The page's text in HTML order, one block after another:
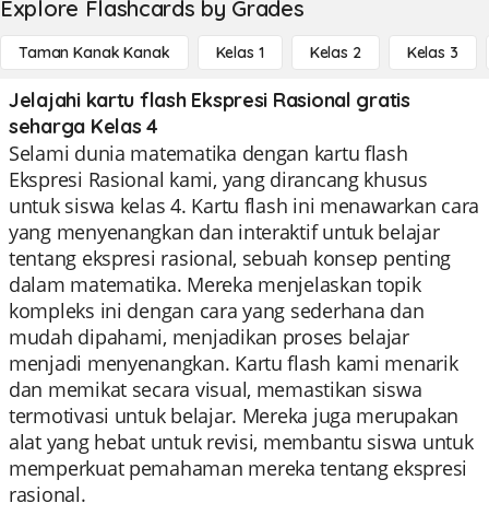
Explore Flashcards by Grades
Taman Kanak Kanak Kelas 1 Kelas 2 Kelas 3
Jelajahi kartu flash Ekspresi Rasional gratis
seharga Kelas 4
Selami dunia matematika dengan kartu flash
Ekspresi Rasional kami, yang dirancang khusus
untuk siswa kelas 4. Kartu flash ini menawarkan cara
yang menyenangkan dan interaktif untuk belajar
tentang ekspresi rasional, sebuah konsep penting
dalam matematika. Mereka menjelaskan topik
kompleks ini dengan cara yang sederhana dan
mudah dipahami, menjadikan proses belajar
menjadi menyenangkan. Kartu flash kami menarik
dan memikat secara visual, memastikan siswa
termotivasi untuk belajar. Mereka juga merupakan
alat yang hebat untuk revisi, membantu siswa untuk
memperkuat pemahaman mereka tentang ekspresi
rasional.